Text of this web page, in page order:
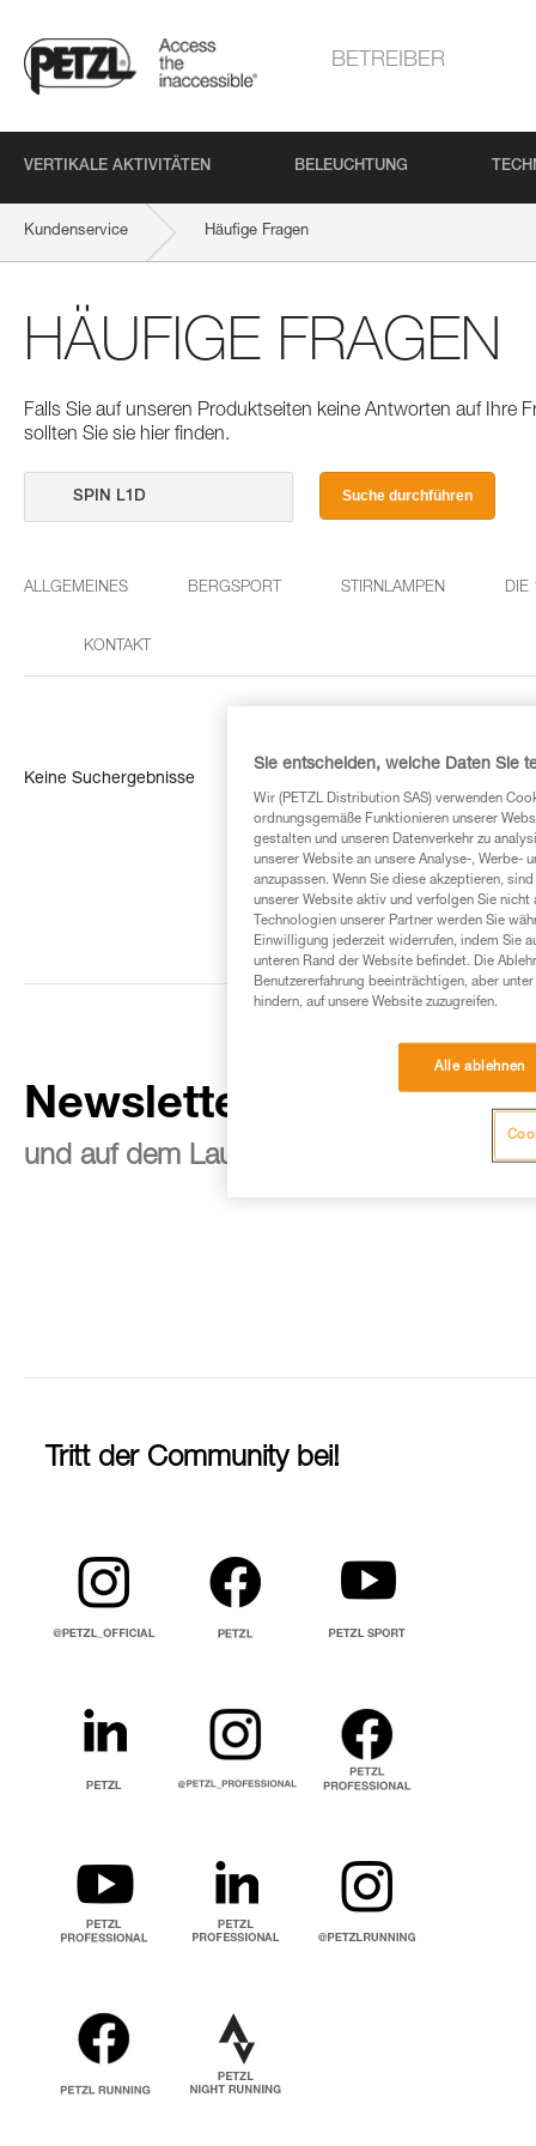
BETREIBER
VERTIKALE AKTIVITÄTEN BELEUCHTUNG
Kundenservice Häufige Fragen
HÄUFIGE FRAGEN
Falls Sie auf unseren Produktseiten keine Antworten auf Ihre
sollten Sie sie hier finden.
Suche durchführen
ALLGEMEINES BERGSPORT STIRNLAMPEN DIE
KONTAKT
Keine Suchergebnisse
Newsletter abonnieren
und auf dem Laufenden bleiben
Tritt der Community bei!
Sie entscheiden, welche Daten Sie
Wir (PETZL Distribution SAS) verwenden
ordnungsgemäße Funktionieren unserer
gestalten und unseren Datenverkehr zu
unserer Website an unsere Analyse-, Werbe-
anzupassen. Wenn Sie diese akzeptieren,
unserer Website aktiv und verfolgen Sie
Technologien unserer Partner werden Sie
Einwilligung jederzeit widerrufen, indem Sie
unteren Rand der Website befindet. Die
Benutzererfahrung beeinträchtigen, aber
hindern, auf unsere Website zuzugreifen.
Alle ablehnen